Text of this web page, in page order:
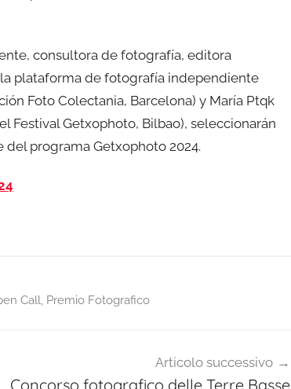
consultora de fotografía, editora
plataforma de fotografía independiente
Foto Colectania, Barcelona) y María Ptqk
Festival Getxophoto, Bilbao), seleccionarán
del programa Getxophoto 2024.
Call, Premio Fotografico
Articolo successivo
Concorso fotografico delle Terre Basse